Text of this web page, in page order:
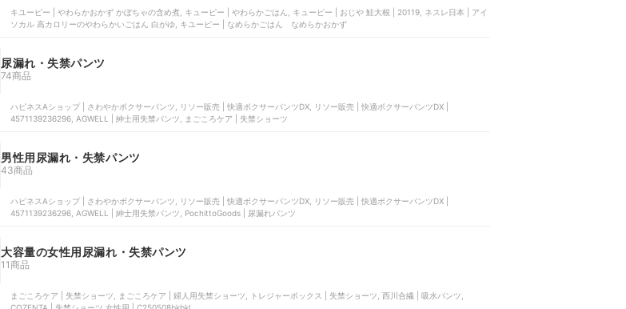
キユーピー | やわらかおかず かぼちゃの含め煮, キューピー | やわらかごはん, キューピー | おじや 鮭大根 | 20119, ネスレ日本 | アイ
ソカル 高カロリーのやわらかいごはん 白がゆ, キユーピー | なめらかごはん なめらかおかず
尿漏れ・失禁パンツ
74商品
ハピネスAショップ | さわやかボクサーパンツ, リソー販売 | 快適ボクサーパンツDX, リソー販売 | 快適ボクサーパンツDX |
4571139236296, AGWELL | 紳士用失禁パンツ, まごころケア | 失禁ショーツ
男性用尿漏れ・失禁パンツ
43商品
ハピネスAショップ | さわやかボクサーパンツ, リソー販売 | 快適ボクサーパンツDX, リソー販売 | 快適ボクサーパンツDX |
4571139236296, AGWELL | 紳士用失禁パンツ, PochittoGoods | 尿漏れパンツ
大容量の女性用尿漏れ・失禁パンツ
11商品
まごころケア | 失禁ショーツ, まごころケア | 婦人用失禁ショーツ, トレジャーボックス | 失禁ショーツ, 西川合繊 | 吸水パンツ,